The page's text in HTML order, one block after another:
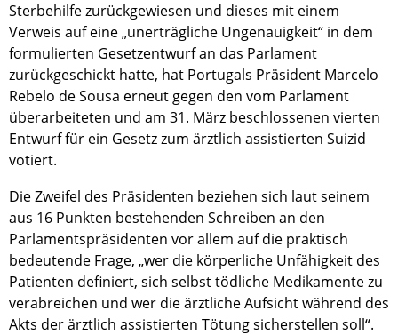
Sterbehilfe zurückgewiesen und dieses mit einem
Verweis auf eine „unerträgliche Ungenauigkeit“ in dem
formulierten Gesetzentwurf an das Parlament
zurückgeschickt hatte, hat Portugals Präsident Marcelo
Rebelo de Sousa erneut gegen den vom Parlament
überarbeiteten und am 31. März beschlossenen vierten
Entwurf für ein Gesetz zum ärztlich assistierten Suizid
votiert.
Die Zweifel des Präsidenten beziehen sich laut seinem
aus 16 Punkten bestehenden Schreiben an den
Parlamentspräsidenten vor allem auf die praktisch
bedeutende Frage, „wer die körperliche Unfähigkeit des
Patienten definiert, sich selbst tödliche Medikamente zu
verabreichen und wer die ärztliche Aufsicht während des
Akts der ärztlich assistierten Tötung sicherstellen soll“.